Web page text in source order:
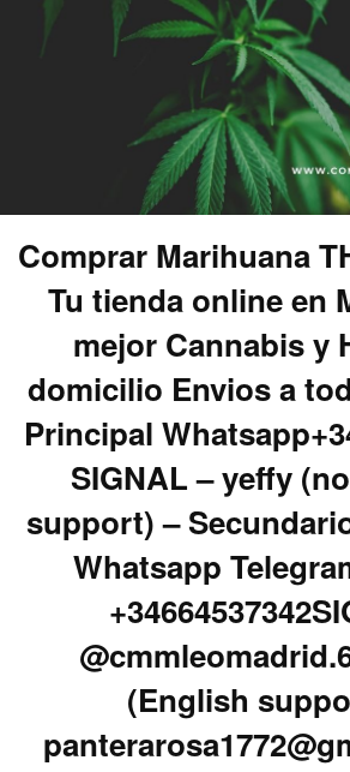
Comprar Marihuana
Tu tienda online en
mejor Cannabis y
domicilio Envios a
Principal
SIGNAL – yeffy
support) –
Whatsapp
(English